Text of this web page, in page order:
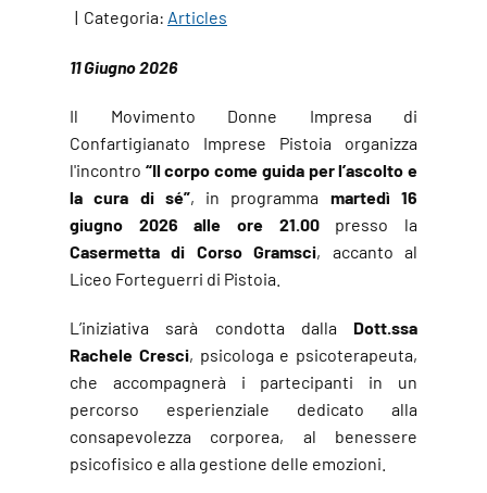
Categoria: Articles
11 Giugno 2026
Il Movimento Donne Impresa di
Confartigianato Imprese Pistoia organizza
l'incontro “Il corpo come guida per l’ascolto e
la cura di sé”, in programma martedì 16
giugno 2026 alle ore 21.00presso la
Casermetta di Corso Gramsci, accanto al
Liceo Forteguerri di Pistoia.
L’iniziativa sarà condotta dalla Dott.ssa
Rachele Cresci, psicologa e psicoterapeuta,
che accompagnerà i partecipanti in un
percorso esperienziale dedicato alla
consapevolezza corporea, al benessere
psicofisico e alla gestione delle emozioni.